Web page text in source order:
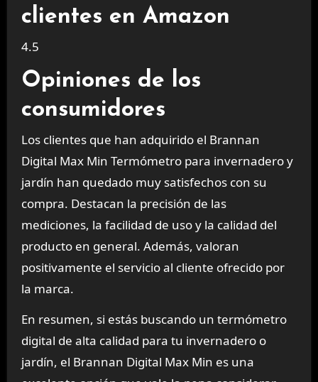
clientes en Amazon
4.5
Opiniones de los
consumidores
Los clientes que han adquirido el Brannan
Digital Max Min Termómetro para invernadero y
jardín han quedado muy satisfechos con su
compra. Destacan la precisión de las
mediciones, la facilidad de uso y la calidad del
producto en general. Además, valoran
positivamente el servicio al cliente ofrecido por
la marca.
En resumen, si estás buscando un termómetro
digital de alta calidad para tu invernadero o
jardín, el Brannan Digital Max Min es una